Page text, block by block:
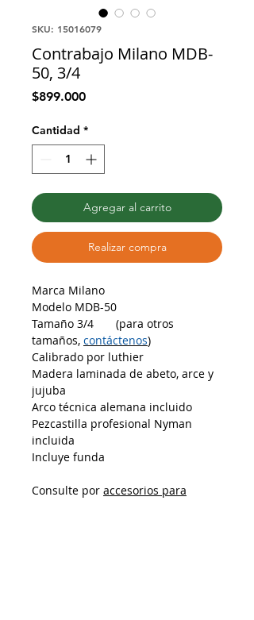
SKU: 15016079
Contrabajo Milano MDB-
50, 3/4
$899.000Precio
Cantidad *
Agregar al carrito
Realizar compra
Marca Milano
Modelo MDB-50
Tamaño 3/4 (para otros
tamaños, contáctenos)
Calibrado por luthier
Madera laminada de abeto, arce y
jujuba
Arco técnica alemana incluido
Pezcastilla profesional Nyman
incluida
Incluye funda
Consulte por accesorios para